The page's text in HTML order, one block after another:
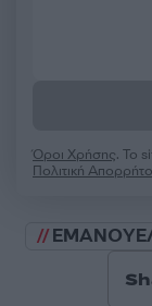
Όροι Χρήσης. Το
Πολιτική